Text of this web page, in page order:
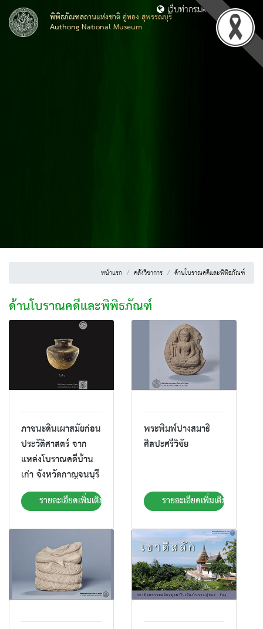
พิพิธภัณฑสถานแห่งชาติ อู่ทอง สุพรรณบุรี
Authong National Museum
เว็บท่ากรมศิลปากร
หน้าแรก คลังวิชาการ ด้านโบราณคดีและพิพิธภัณฑ์
ด้านโบราณคดีและพิพิธภัณฑ์
ภาชนะดินเผาสมัยก่อน
ประวัติศาสตร์ จาก
แหล่งโบราณคดีบ้าน
เก่า จังหวัดกาญจนบุรี
รายละเอียดเพิ่มเติม
พระพิมพ์ปางสมาธิ
ศิลปะศรีวิชัย
รายละเอียดเพิ่มเติม